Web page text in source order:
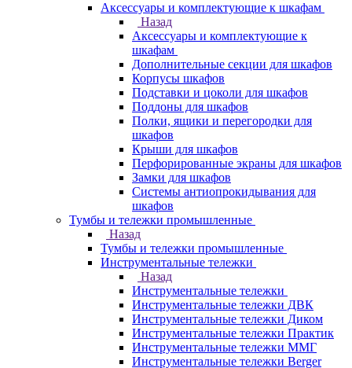
Аксессуары и комплектующие к шкафам
Назад
Аксессуары и комплектующие к
шкафам
Дополнительные секции для шкафов
Корпусы шкафов
Подставки и цоколи для шкафов
Поддоны для шкафов
Полки, ящики и перегородки для
шкафов
Крыши для шкафов
Перфорированные экраны для шкафов
Замки для шкафов
Системы антиопрокидывания для
шкафов
Тумбы и тележки промышленные
Назад
Тумбы и тележки промышленные
Инструментальные тележки
Назад
Инструментальные тележки
Инструментальные тележки ДВК
Инструментальные тележки Диком
Инструментальные тележки Практик
Инструментальные тележки ММГ
Инструментальные тележки Berger